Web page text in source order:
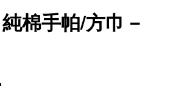
棉手帕/方巾－